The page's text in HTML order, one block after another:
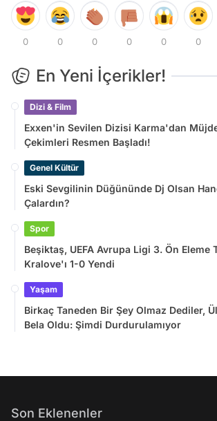
0 0 0 0 0 0
En Yeni İçerikler!
Dizi & Film
Exxen'in Sevilen Dizisi Karma'dan
Çekimleri Resmen Başladı!
Genel Kültür
Eski Sevgilinin Düğününde Dj Olsan
Çalardın?
Spor
Beşiktaş, UEFA Avrupa Ligi 3. Ön Eleme
Kralove'ı 1-0 Yendi
Yaşam
Birkaç Taneden Bir Şey Olmaz Dediler,
Bela Oldu: Şimdi Durdurulamıyor
Son Eklenenler